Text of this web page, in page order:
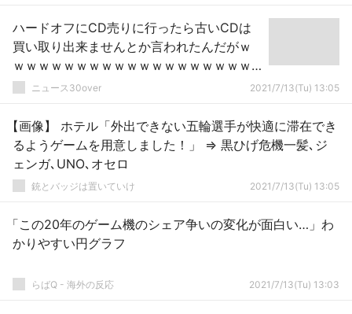
ハードオフにCD売りに行ったら古いCDは
買い取り出来ませんとか言われたんだがｗ
ｗｗｗｗｗｗｗｗｗｗｗｗｗｗｗｗｗｗｗ
ｗ ニュース30over 2021/7/13(Tu) 13:05
【画像】 ホテル「外出できない五輪選手が快適に滞在でき
るようゲームを用意しました！」 ⇒ 黒ひげ危機一髪､ジ
ェンガ､UNO､オセロ
銃とバッジは置いていけ 2021/7/13(Tu) 13:05
「この20年のゲーム機のシェア争いの変化が面白い…」わ
かりやすい円グラフ
らばQ - 海外の反応 2021/7/13(Tu) 13:03